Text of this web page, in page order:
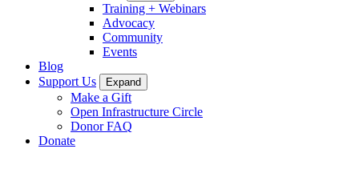
Training + Webinars
Advocacy
Community
Events
Blog
Support Us
Expand
Make a Gift
Open Infrastructure Circle
Donor FAQ
Donate